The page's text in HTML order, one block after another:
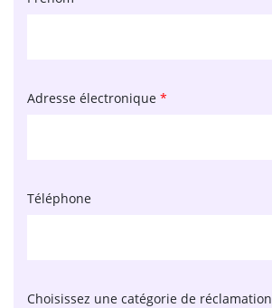
Adresse électronique *
Téléphone
Choisissez une catégorie de réclamation